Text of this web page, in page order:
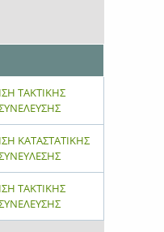
ΤΑΚΤΙΚΗΣ
ΚΑΤΑΣΤΑΤΙΚΗΣ
ΤΑΚΤΙΚΗΣ